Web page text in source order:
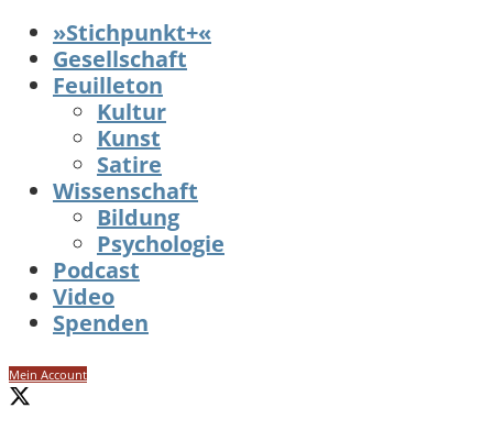
»Stichpunkt+«
Gesellschaft
Feuilleton
Kultur
Kunst
Satire
Wissenschaft
Bildung
Psychologie
Podcast
Video
Spenden
Mein Account